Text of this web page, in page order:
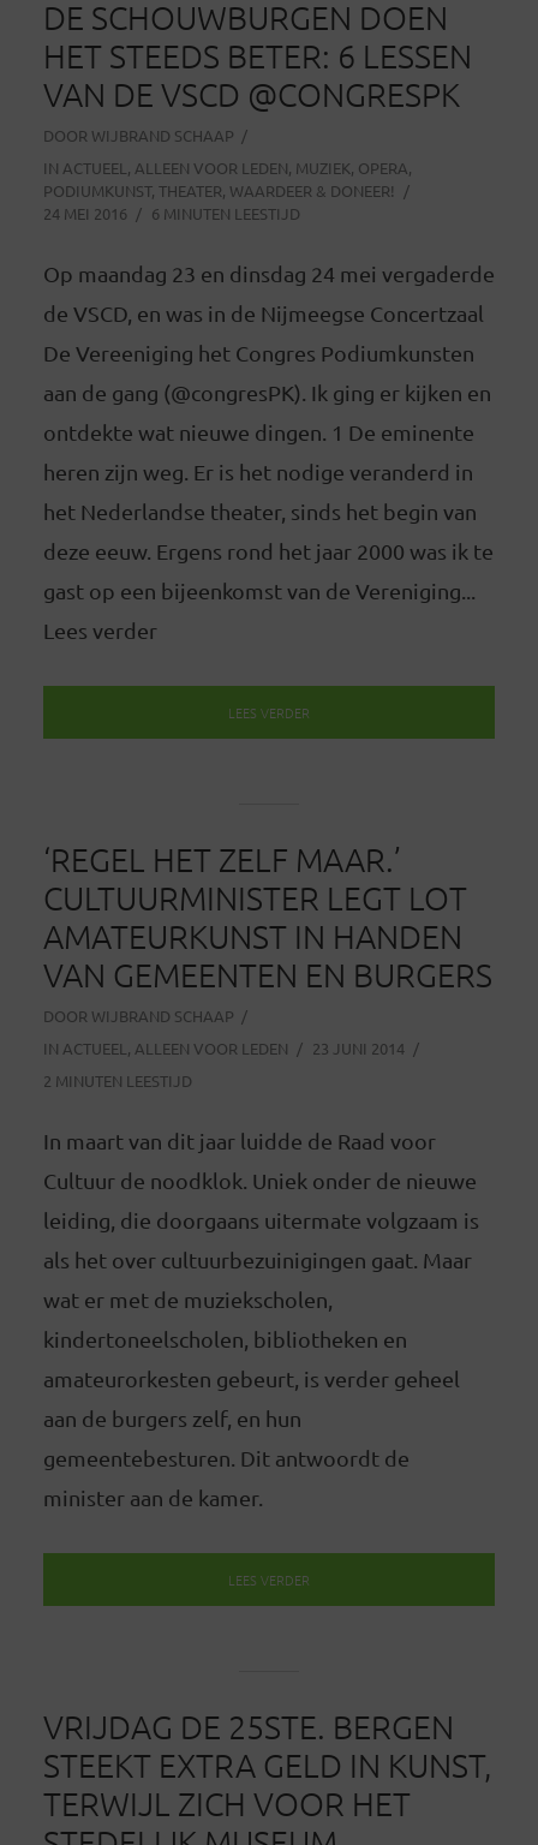
DE SCHOUWBURGEN DOEN
HET STEEDS BETER: 6 LESSEN
VAN DE VSCD @CONGRESPK
DOOR WIJBRAND SCHAAP
IN ACTUEEL , ALLEEN VOOR LEDEN, MUZIEK, OPERA,
PODIUMKUNST, THEATER, WAARDEER & DONEER!
24 MEI 2016
6 MINUTEN LEESTIJD
Op maandag 23 en dinsdag 24 mei vergaderde
de VSCD, en was in de Nijmeegse Concertzaal
De Vereeniging het Congres Podiumkunsten
aan de gang (@congresPK). Ik ging er kijken en
ontdekte wat nieuwe dingen. 1 De eminente
heren zijn weg. Er is het nodige veranderd in
het Nederlandse theater, sinds het begin van
deze eeuw. Ergens rond het jaar 2000 was ik te
gast op een bijeenkomst van de Vereniging...
Lees verder
LEES VERDER
‘REGEL HET ZELF MAAR.’
CULTUURMINISTER LEGT LOT
AMATEURKUNST IN HANDEN
VAN GEMEENTEN EN BURGERS
DOOR WIJBRAND SCHAAP
IN ACTUEEL , ALLEEN VOOR LEDEN
23 JUNI 2014
2 MINUTEN LEESTIJD
In maart van dit jaar luidde de Raad voor
Cultuur de noodklok. Uniek onder de nieuwe
leiding, die doorgaans uitermate volgzaam is
als het over cultuurbezuinigingen gaat. Maar
wat er met de muziekscholen,
kindertoneelscholen, bibliotheken en
amateurorkesten gebeurt, is verder geheel
aan de burgers zelf, en hun
gemeentebesturen. Dit antwoordt de
minister aan de kamer.
LEES VERDER
VRIJDAG DE 25STE. BERGEN
STEEKT EXTRA GELD IN KUNST,
TERWIJL ZICH VOOR HET